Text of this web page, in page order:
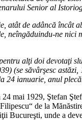
Senior al
atât de adâncă încât
neîngăduindu-ne
alţi doi devotaţi
(se săvârşesc
24 ianuarie, anul
mai 1929, Ştefan
de la
Bucureşti, unde a